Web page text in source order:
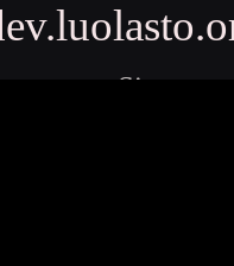
Sivusto